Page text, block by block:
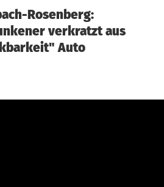
Rosenberg:
verkratzt aus
Auto